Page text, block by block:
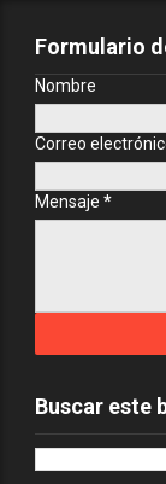
Formulario
Nombre
Correo
Mensaje *
Buscar este